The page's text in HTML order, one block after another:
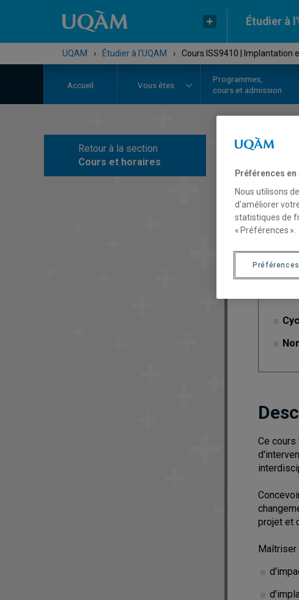
Étudier à
UQAM › Étudier à l'UQAM › Cours ISS9410 | Implantation
Accueil Vous êtes
Programmes,
cours et admission
Retour à la section
Cours et horaires
Ce
projet et
Préférences
Nous utilisons
d’améliorer
statistiques de
« Préférences ».
Préférences